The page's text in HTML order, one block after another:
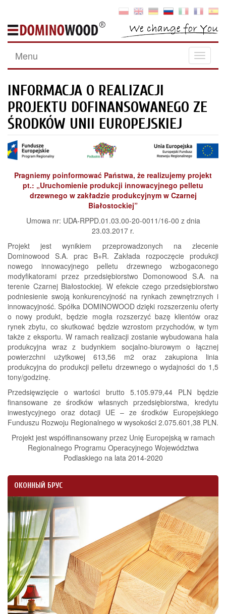
Toggle
Menu
INFORMACJA O REALIZACJI
PROJEKTU DOFINANSOWANEGO ZE
ŚRODKÓW UNII EUROPEJSKIEJ
Pragniemy poinformować Państwa, że realizujemy projekt
pt.: „Uruchomienie produkcji innowacyjnego pelletu
drzewnego w zakładzie produkcyjnym w Czarnej
Białostockiej”
Umowa nr: UDA-RPPD.01.03.00-20-0011/16-00 z dnia
23.03.2017 r.
Projekt jest wynikiem przeprowadzonych na zlecenie
Dominowood S.A. prac B+R. Zakłada rozpoczęcie produkcji
nowego innowacyjnego pelletu drzewnego wzbogaconego
modyfikatorami przez przedsiębiorstwo Domonowood S.A. na
terenie Czarnej Białostockiej. W efekcie czego przedsiębiorstwo
podniesienie swoją konkurencyjność na rynkach zewnętrznych i
innowacyjność. Spółka DOMINOWOOD dzięki rozszerzeniu oferty
o nowy produkt, będzie mogła rozszerzyć bazę klientów oraz
rynek zbytu, co skutkować będzie wzrostom przychodów, w tym
także z eksportu. W ramach realizacji zostanie wybudowana hala
produkcyjna wraz z budynkiem socjalno-biurowym o łącznej
powierzchni użytkowej 613,56 m2 oraz zakupiona linia
produkcyjna do produkcji pelletu drzewnego o wydajności do 1,5
tony/godzinę.
Przedsięwzięcie o wartości brutto 5.105.979,44 PLN będzie
finansowane ze środków własnych przedsiębiorstwa, kredytu
inwestycyjnego oraz dotacji UE – ze środków Europejskiego
Funduszu Rozwoju Regionalnego w wysokości 2.075.601,38 PLN.
Projekt jest współfinansowany przez Unię Europejską w ramach
Regionalnego Programu Operacyjnego Województwa
Podlaskiego na lata 2014-2020
ОКОННЫЙ БРУС